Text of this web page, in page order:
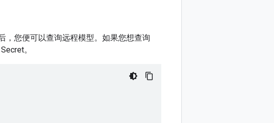
，您便可以查询远程模型。如果您想查询
。